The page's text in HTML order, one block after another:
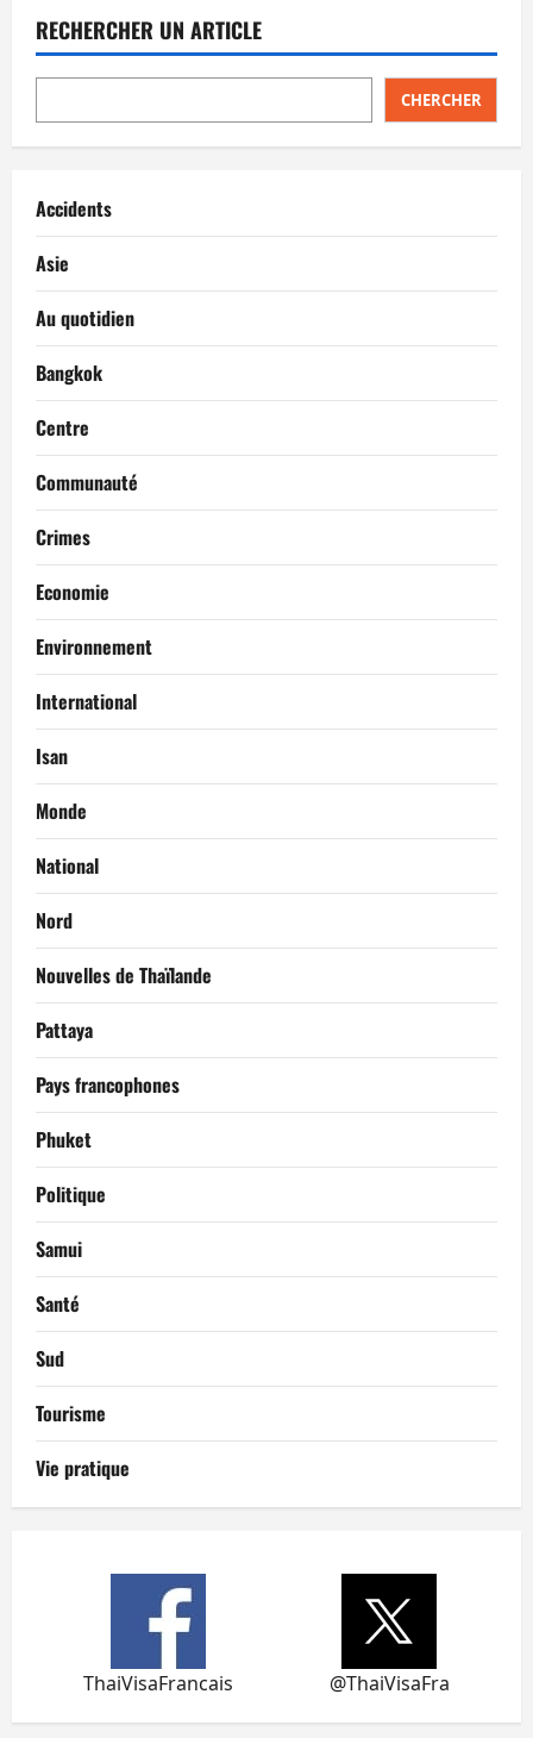
i
o
n
d
’
a
r
t
i
c
l
e
RECHERCHER UN ARTICLE
CHERCHER
Accidents
Asie
Au quotidien
Bangkok
Centre
Communauté
Crimes
Economie
Environnement
International
Isan
Monde
National
Nord
Nouvelles de Thaïlande
Pattaya
Pays francophones
Phuket
Politique
Samui
Santé
Sud
Tourisme
Vie pratique
ThaiVisaFrancais @ThaiVisaFra